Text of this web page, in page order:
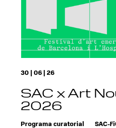
30 | 06 | 26
SAC x Art
2026
Programa curatorial
SAC-